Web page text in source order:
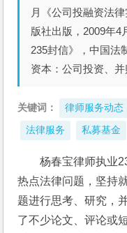
月《公司投融资法
版社出版，2009年4
235封信》，中国法
资本：公司投资、
关键词： 律师服务动态
法律服务 私募基金
杨春宝律师执业
热点法律问题，坚持
题进行思考、研究，
了不少论文、评论或